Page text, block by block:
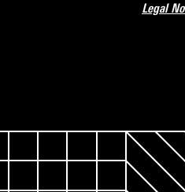
Legal